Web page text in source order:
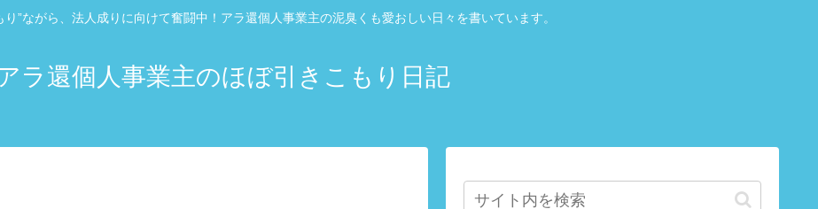
り”ながら、法人成りに向けて奮闘中！アラ還個人事業主の泥臭くも愛おしい日々を書いています。
ラ還個人事業主のほぼ引きこもり日記